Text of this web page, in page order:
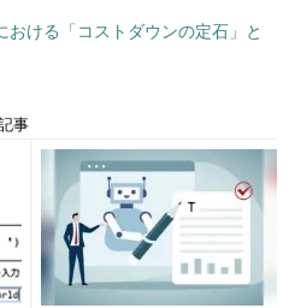
おける「コストダウンの定石」と
事